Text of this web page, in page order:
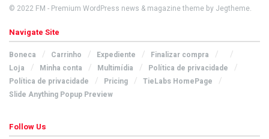
© 2022 FM - Premium WordPress news & magazine theme by Jegtheme.
Navigate Site
Boneca Carrinho Expediente
Finalizar compra
Loja
Minha conta Multimídia
Política de privacidade
Política de privacidade
Pricing
TieLabs HomePage
Slide Anything Popup Preview
Follow Us